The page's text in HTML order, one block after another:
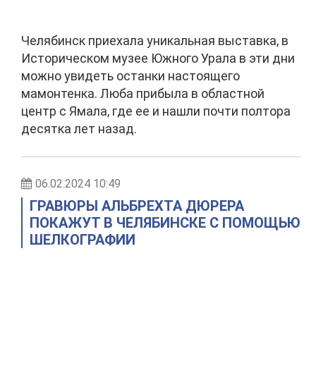
Челябинск приехала уникальная выставка, в
Историческом музее Южного Урала в эти дни
можно увидеть останки настоящего
мамонтенка. Люба прибыла в областной
центр с Ямала, где ее и нашли почти полтора
десятка лет назад.
06.02.2024 10:49
ГРАВЮРЫ АЛЬБРЕХТА ДЮРЕРА
ПОКАЖУТ В ЧЕЛЯБИНСКЕ С ПОМОЩЬЮ
ШЕЛКОГРАФИИ